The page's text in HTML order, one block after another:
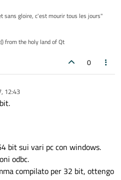
sans gloire, c'est mourir tous les jours"
from the holy land of Qt
0
12:43
bit sui vari pc con windows.
odbc.
compilato per 32 bit, ottengo